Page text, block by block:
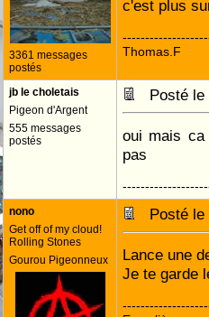
3361 messages
postés
c'est plus
Thomas.F
jb le choletais
Pigeon d'Argent
555 messages
postés
Posté le
oui mais
pas
nono
Get off of my cloud!
Rolling Stones
Gourou Pigeonneux
Posté le
Lance une
Je te garde